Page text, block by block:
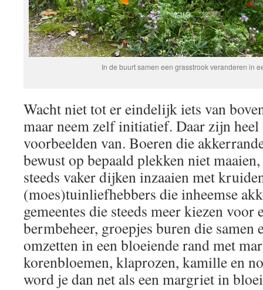
In de buurt samen een grasstrook veranderen in
Wacht niet tot er eindelijk iets van
maar neem zelf initiatief. Daar zijn
voorbeelden van. Boeren die
bewust op bepaald plekken niet
steeds vaker dijken inzaaien met
(moes)tuinliefhebbers die inheemse
gemeentes die steeds meer kiezen voor
bermbeheer, groepjes buren die samen
omzetten in een bloeiende rand met
korenbloemen, klaprozen, kamille en
word je dan net als een margriet in